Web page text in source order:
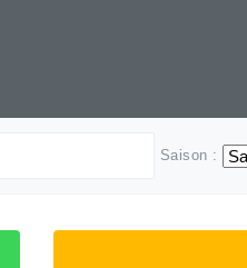
Saison :